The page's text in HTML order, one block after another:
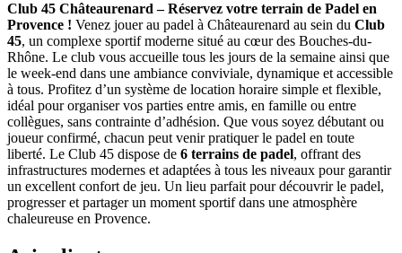
Club 45 Châteaurenard – Réservez votre terrain de Padel en
Provence ! Venez jouer au padel à Châteaurenard au sein du Club
45, un complexe sportif moderne situé au cœur des Bouches-du-
Rhône. Le club vous accueille tous les jours de la semaine ainsi que
le week-end dans une ambiance conviviale, dynamique et accessible
à tous. Profitez d’un système de location horaire simple et flexible,
idéal pour organiser vos parties entre amis, en famille ou entre
collègues, sans contrainte d’adhésion. Que vous soyez débutant ou
joueur confirmé, chacun peut venir pratiquer le padel en toute
liberté. Le Club 45 dispose de 6 terrains de padel, offrant des
infrastructures modernes et adaptées à tous les niveaux pour garantir
un excellent confort de jeu. Un lieu parfait pour découvrir le padel,
progresser et partager un moment sportif dans une atmosphère
chaleureuse en Provence.